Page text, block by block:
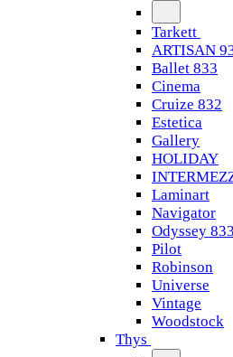
Tarkett
ARTISAN
Ballet 833
Cinema
Cruize 832
Estetica
Gallery
HOLIDAY
Laminart
Navigator
Odyssey 833
Pilot
Robinson
Universe
Vintage
Woodstock
Thys